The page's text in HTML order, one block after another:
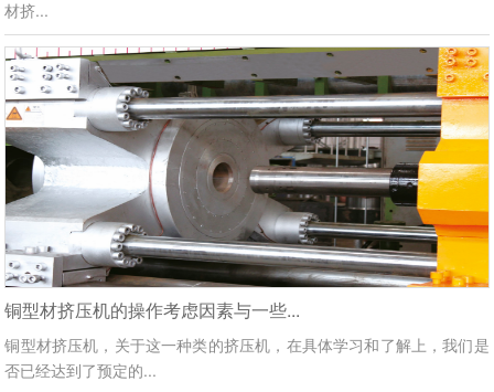
材挤...
铜型材挤压机的操作考虑因素与一些...
铜型材挤压机，关于这一种类的挤压机，在具体学习和了解上，我们是
否已经达到了预定的...